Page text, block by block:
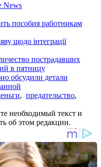
News
пособия работникам
щодо інтеграції
пострадавших
в пятницу
обсудили детали
, предательство,
необходимый текст и
об этом редакции.